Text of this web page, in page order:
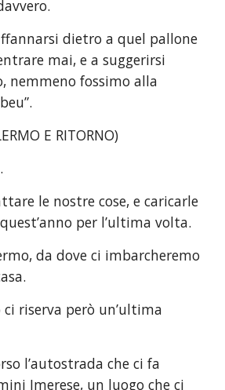
dietro a quel pallone
mai, e a suggerirsi
nemmeno fossimo alla
E RITORNO)
le nostre cose, e caricarle
per l’ultima volta.
da dove ci imbarcheremo
riserva però un’ultima
l’autostrada che ci fa
Imerese, un luogo che ci